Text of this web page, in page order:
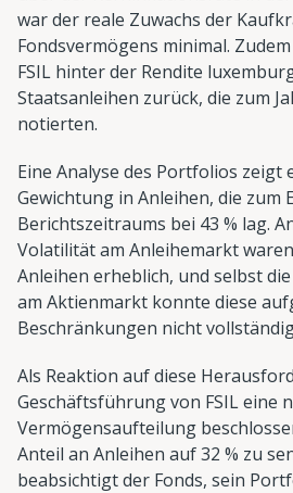
war der reale Zuwachs der
Fondsvermögens minimal.
FSIL hinter der Rendite
Staatsanleihen zurück, die zum
notierten.
Eine Analyse des Portfolios zeigt
Gewichtung in Anleihen, die zum
Berichtszeitraums bei 43 % lag.
Volatilität am Anleihemarkt
Anleihen erheblich, und selbst
am Aktienmarkt konnte diese
Beschränkungen nicht
Als Reaktion auf diese
Geschäftsführung von FSIL eine
Vermögensaufteilung
Anteil an Anleihen auf 32 % zu
beabsichtigt der Fonds, sein